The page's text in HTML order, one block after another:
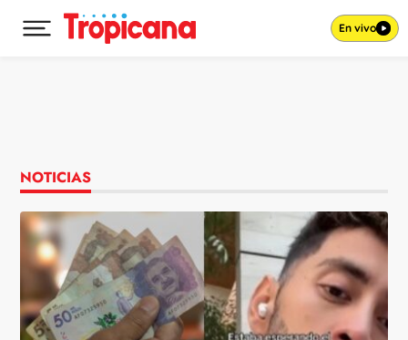
Desplegar menú principal En vivo
NOTICIAS